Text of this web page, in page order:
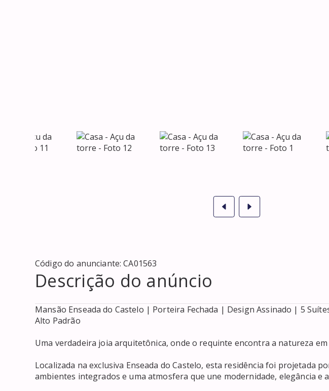
Código do anunciante:CA01563
Descrição do anúncio
Mansão Enseada do Castelo | Porteira Fechada | Design Assinado | 5
Alto Padrão
Uma verdadeira joia arquitetônica, onde o requinte encontra a natureza
Localizada na exclusiva Enseada do Castelo, esta residência foi projetada
ambientes integrados e uma atmosfera que une modernidade, elegância e